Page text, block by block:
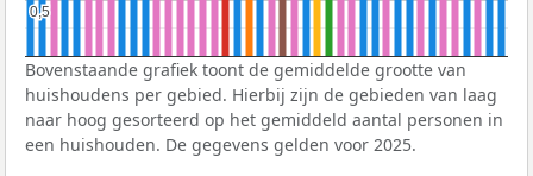
0,5
0,5
Bovenstaande grafiek toont de gemiddelde grootte van
huishoudens per gebied. Hierbij zijn de gebieden van laag
naar hoog gesorteerd op het gemiddeld aantal personen in
een huishouden. De gegevens gelden voor 2025.